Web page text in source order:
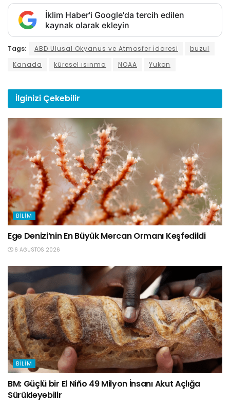
İklim Haber'i Google'da tercih edilen
kaynak olarak ekleyin
Tags: ABD Ulusal Okyanus ve Atmosfer İdaresi
buzul
Kanada
küresel ısınma NOAA Yukon
İlginizi Çekebilir
BILIM
Ege Denizi’nin En Büyük Mercan Ormanı Keşfedildi
6 AĞUSTOS 2026
BILIM
BM: Güçlü bir El Niño 49 Milyon İnsanı Akut Açlığa
Sürükleyebilir